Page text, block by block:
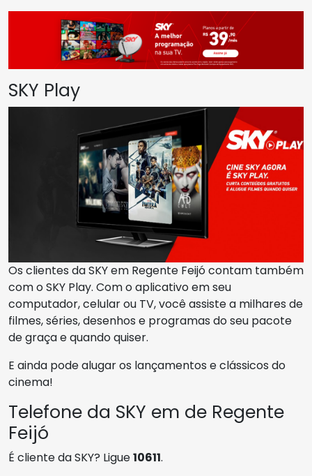
SKY Play
Os clientes da SKY em Regente Feijó contam também
com o SKY Play. Com o aplicativo em seu
computador, celular ou TV, você assiste a milhares de
filmes, séries, desenhos e programas do seu pacote
de graça e quando quiser.
E ainda pode alugar os lançamentos e clássicos do
cinema!
Telefone da SKY em de Regente
Feijó
É cliente da SKY? Ligue10611.